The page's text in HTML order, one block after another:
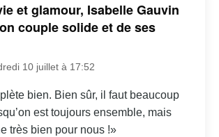
et glamour, Isabelle Gauvin
couple solide et de ses
10 juillet à 17:52
bien. Bien sûr, il faut beaucoup
est toujours ensemble, mais
très bien pour nous !»